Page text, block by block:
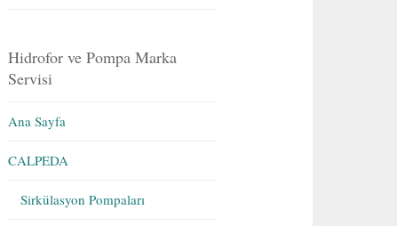
Hidrofor ve Pompa Marka
Servisi
Ana Sayfa
CALPEDA
Sirkülasyon Pompaları